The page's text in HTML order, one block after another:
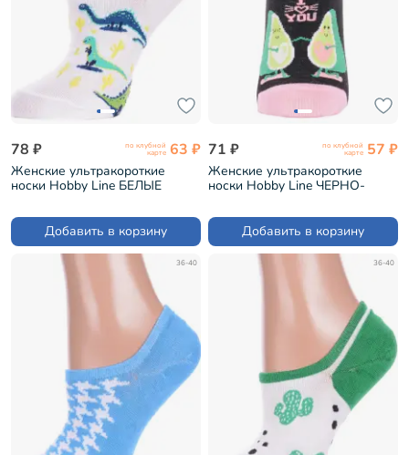
78 ₽ по клубной
карте 63 ₽
Женские ультракороткие
носки Hobby Line БЕЛЫЕ
Добавить в корзину
71 ₽ по клубной
карте 57 ₽
Женские ультракороткие
носки Hobby Line ЧЕРНО-
Добавить в корзину
36-40 36-40